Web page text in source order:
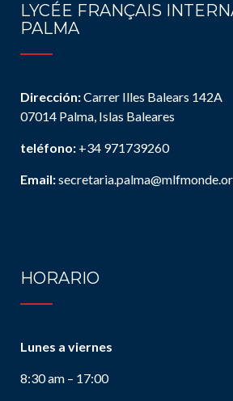
LYCÉE FRANÇAIS
PALMA
Dirección:Carrer Illes Balears 142A
07014 Palma, Islas Baleares
teléfono: +34 971739260
Email:
HORARIO
Lunes a viernes
8:30 am – 17:00